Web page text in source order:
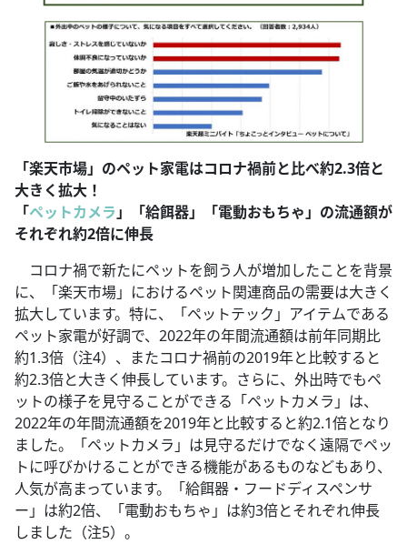
「楽天市場」のペット家電はコロナ禍前と比べ約2.3倍と
大きく拡大！
「ペットカメラ」「給餌器」「電動おもちゃ」の流通額が
それぞれ約2倍に伸長
コロナ禍で新たにペットを飼う人が増加したことを背景
に、「楽天市場」におけるペット関連商品の需要は大きく
拡大しています。特に、「ペットテック」アイテムである
ペット家電が好調で、2022年の年間流通額は前年同期比
約1.3倍（注4）、またコロナ禍前の2019年と比較すると
約2.3倍と大きく伸長しています。さらに、外出時でもペ
ットの様子を見守ることができる「ペットカメラ」は、
2022年の年間流通額を2019年と比較すると約2.1倍となり
ました。「ペットカメラ」は見守るだけでなく遠隔でペッ
トに呼びかけることができる機能があるものなどもあり、
人気が高まっています。「給餌器・フードディスペンサ
ー」は約2倍、「電動おもちゃ」は約3倍とそれぞれ伸長
しました（注5）。